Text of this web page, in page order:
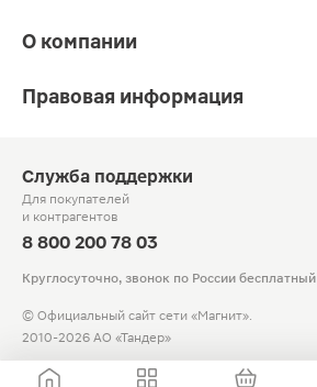
О компании
Правовая информация
Служба поддержки
Для покупателей
и контрагентов
8 800 200 78 03
Круглосуточно, звонок по России бесплатный
© Официальный сайт сети «Магнит».
2010-2026 АО «Тандер»